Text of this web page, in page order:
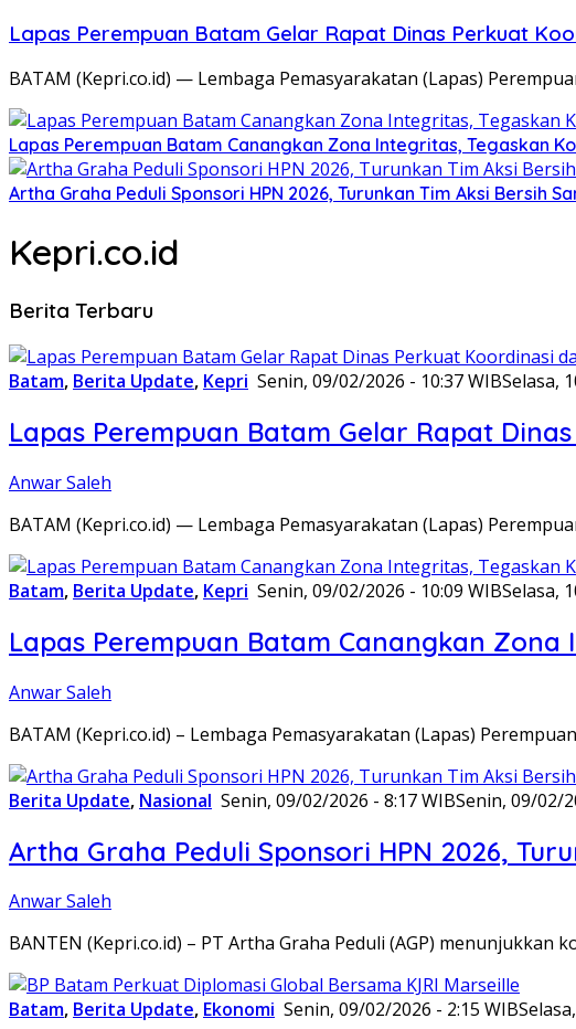
Lapas Perempuan Batam Gelar Rapat Dinas Perkuat
BATAM (Kepri.co.id) — Lembaga Pemasyarakatan (Lapas)
Lapas Perempuan Batam Canangkan Zona Integritas, Tegaskan
Artha Graha Peduli Sponsori HPN 2026, Turunkan Tim Aksi Bersih
Kepri.co.id
Berita Terbaru
Batam, Berita Update, Kepri Senin, 09/02/2026 - 10:37 WIBSelasa,
Lapas Perempuan Batam Gelar Rapat
Anwar Saleh
BATAM (Kepri.co.id) — Lembaga Pemasyarakatan (Lapas)
Batam, Berita Update, Kepri Senin, 09/02/2026 - 10:09 WIBSelasa,
Lapas Perempuan Batam Canangkan
Anwar Saleh
BATAM (Kepri.co.id) – Lembaga Pemasyarakatan (Lapas)
Berita Update, Nasional Senin, 09/02/2026 - 8:17 WIBSenin, 09/02/
Artha Graha Peduli Sponsori HPN 2026,
Anwar Saleh
BANTEN (Kepri.co.id) – PT Artha Graha Peduli (AGP)
Batam, Berita Update, Ekonomi Senin, 09/02/2026 - 2:15 WIB